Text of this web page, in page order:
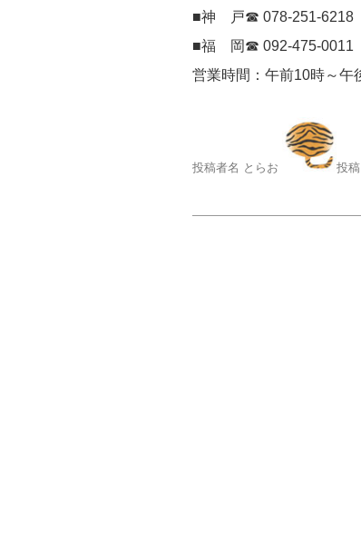
■神 戸☎ 078-251-6218
■福 岡☎ 092-475-0011
営業時間：午前10時～午
投稿者名 とらお 投